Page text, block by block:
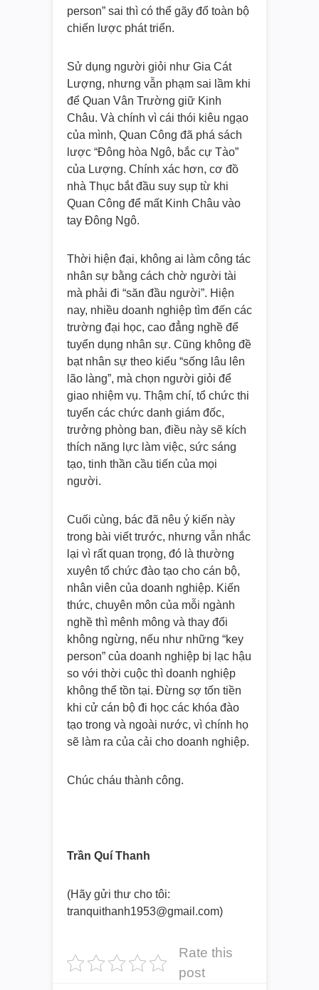
person” sai thì có thể gãy đổ toàn bộ
chiến lược phát triển.
Sử dụng người giỏi như Gia Cát
Lượng, nhưng vẫn phạm sai lầm khi
để Quan Vân Trường giữ Kinh
Châu. Và chính vì cái thói kiêu ngạo
của mình, Quan Công đã phá sách
lược “Đông hòa Ngô, bắc cự Tào”
của Lượng. Chính xác hơn, cơ đồ
nhà Thục bắt đầu suy sụp từ khi
Quan Công để mất Kinh Châu vào
tay Đông Ngô.
Thời hiện đại, không ai làm công tác
nhân sự bằng cách chờ người tài
mà phải đi “săn đầu người”. Hiện
nay, nhiều doanh nghiệp tìm đến các
trường đại học, cao đẳng nghề để
tuyển dụng nhân sự. Cũng không đề
bạt nhân sự theo kiểu “sống lâu lên
lão làng”, mà chọn người giỏi để
giao nhiệm vụ. Thậm chí, tổ chức thi
tuyển các chức danh giám đốc,
trưởng phòng ban, điều này sẽ kích
thích năng lực làm việc, sức sáng
tạo, tinh thần cầu tiến của mọi
người.
Cuối cùng, bác đã nêu ý kiến này
trong bài viết trước, nhưng vẫn nhắc
lại vì rất quan trọng, đó là thường
xuyên tổ chức đào tạo cho cán bộ,
nhân viên của doanh nghiệp. Kiến
thức, chuyên môn của mỗi ngành
nghề thì mênh mông và thay đổi
không ngừng, nếu như những “key
person” của doanh nghiệp bị lạc hậu
so với thời cuộc thì doanh nghiệp
không thể tồn tại. Đừng sợ tốn tiền
khi cử cán bộ đi học các khóa đào
tạo trong và ngoài nước, vì chính họ
sẽ làm ra của cải cho doanh nghiệp.
Chúc cháu thành công.
Trần Quí Thanh
(Hãy gửi thư cho tôi:
tranquithanh1953@gmail.com)
Rate this
post